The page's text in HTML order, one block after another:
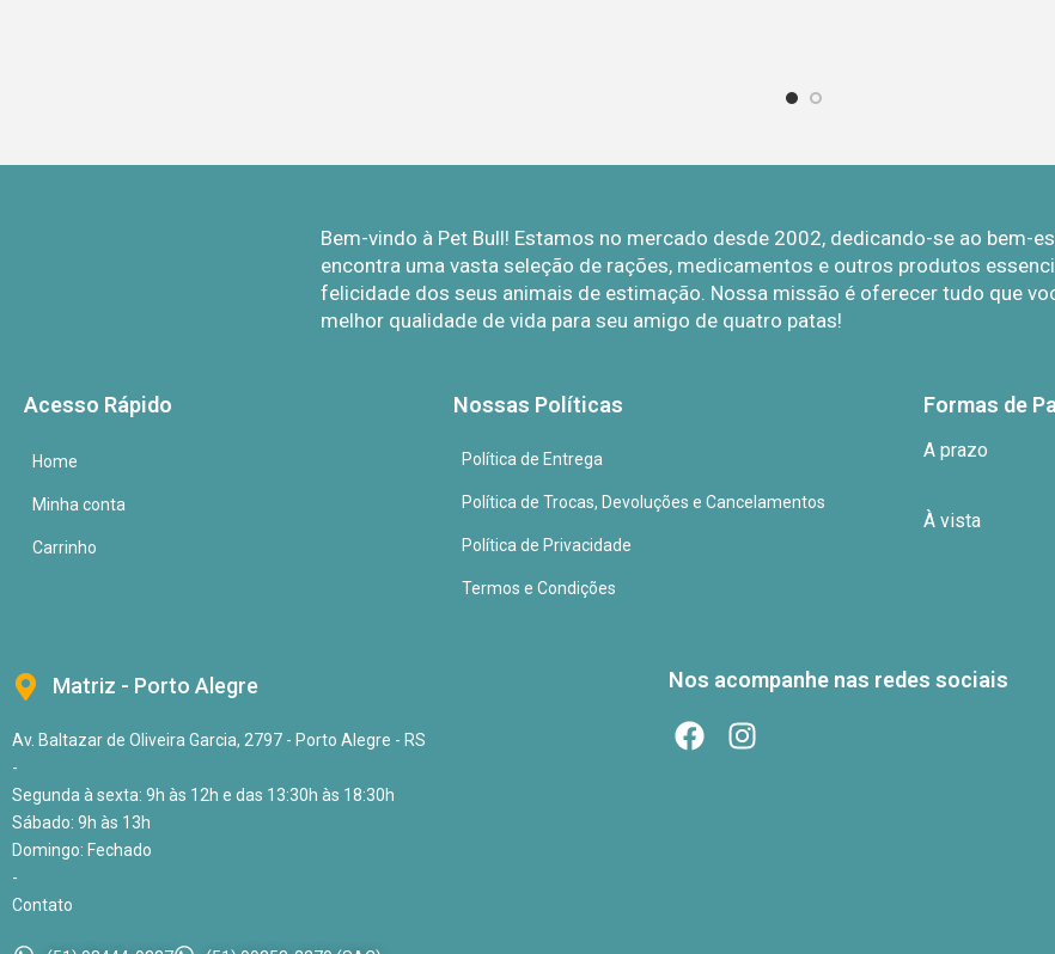
Bem-vindo à Pet Bull! Estamos no mercado desde 2002, dedicando-se ao bem-
encontra uma vasta seleção de rações, medicamentos e outros produtos
felicidade dos seus animais de estimação. Nossa missão é oferecer tudo que
melhor qualidade de vida para seu amigo de quatro patas!
Acesso Rápido
Home
Minha conta
Carrinho
Nossas Políticas
Política de Entrega
Política de Trocas, Devoluções e Cancelamentos
Política de Privacidade
Termos e Condições
Formas de
A prazo
À vista
Matriz - Porto Alegre
Av. Baltazar de Oliveira Garcia, 2797 - Porto Alegre - RS
-
Segunda à sexta: 9h às 12h e das 13:30h às 18:30h
Sábado: 9h às 13h
Domingo: Fechado
-
Contato
Nos acompanhe nas redes sociais